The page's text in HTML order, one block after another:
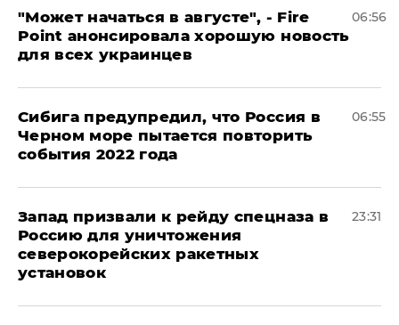
"Может начаться в августе", - Fire
Point анонсировала хорошую новость
для всех украинцев
06:56
Сибига предупредил, что Россия в
Черном море пытается повторить
события 2022 года
06:55
Запад призвали к рейду спецназа в
Россию для уничтожения
северокорейских ракетных
установок
23:31